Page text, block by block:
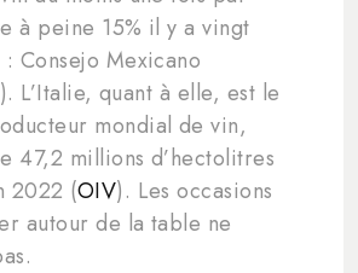
à peine 15% il y a vingt
: Consejo Mexicano
L’Italie, quant à elle, est le
mondial de vin,
47,2 millions d’hectolitres
2022 (OIV). Les occasions
autour de la table ne